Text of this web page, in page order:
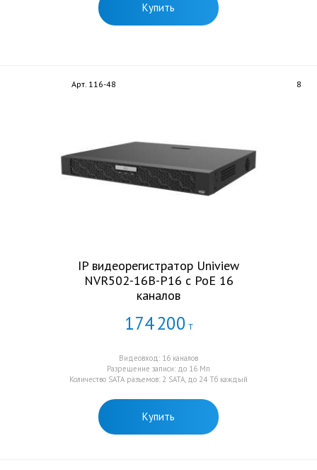
Купить
Арт. 116-48 8
IP видеорегистратор Uniview
NVR502-16B-P16 с PoE 16
каналов
174200 Т
Видеовход: 16 каналов
Разрешение записи: до 16 Мп
Количество SATA разъемов: 2 SATA, до 24 Тб каждый
Купить